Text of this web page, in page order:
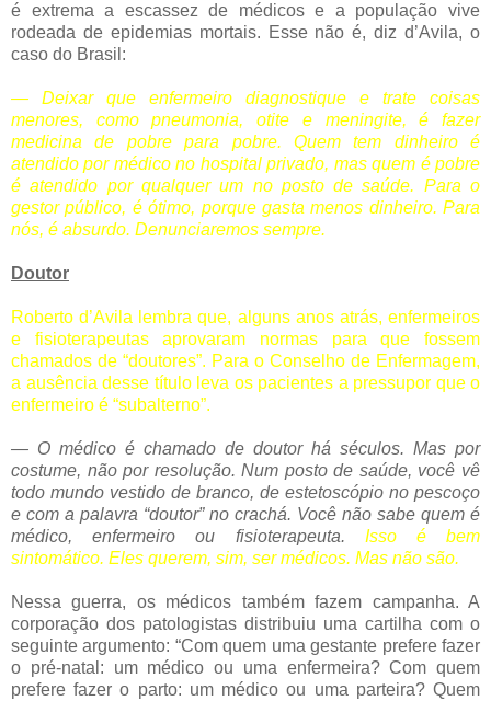
é extrema a escassez de médicos e a população vive
rodeada de epidemias mortais. Esse não é, diz d’Avila, o
caso do Brasil:
— Deixar que enfermeiro diagnostique e trate coisas
menores, como pneumonia, otite e meningite, é fazer
medicina de pobre para pobre. Quem tem dinheiro é
atendido por médico no hospital privado, mas quem é pobre
é atendido por qualquer um no posto de saúde. Para o
gestor público, é ótimo, porque gasta menos dinheiro. Para
nós, é absurdo. Denunciaremos sempre.
Doutor
Roberto d’Avila lembra que, alguns anos atrás, enfermeiros
e fisioterapeutas aprovaram normas para que fossem
chamados de “doutores”. Para o Conselho de Enfermagem,
a ausência desse título leva os pacientes a pressupor que o
enfermeiro é “subalterno”.
— O médico é chamado de doutor há séculos. Mas por
costume, não por resolução. Num posto de saúde, você vê
todo mundo vestido de branco, de estetoscópio no pescoço
e com a palavra “doutor” no crachá. Você não sabe quem é
médico, enfermeiro ou fisioterapeuta. Isso é bem
sintomático. Eles querem, sim, ser médicos. Mas não são.
Nessa guerra, os médicos também fazem campanha. A
corporação dos patologistas distribuiu uma cartilha com o
seguinte argumento: “Com quem uma gestante prefere fazer
o pré-natal: um médico ou uma enfermeira? Com quem
prefere fazer o parto: um médico ou uma parteira? Quem